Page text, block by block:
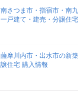
南さつま市・指宿市・南
一戸建て・建売・分譲住
薩摩川内市・出水市の新
譲住宅 購入情報